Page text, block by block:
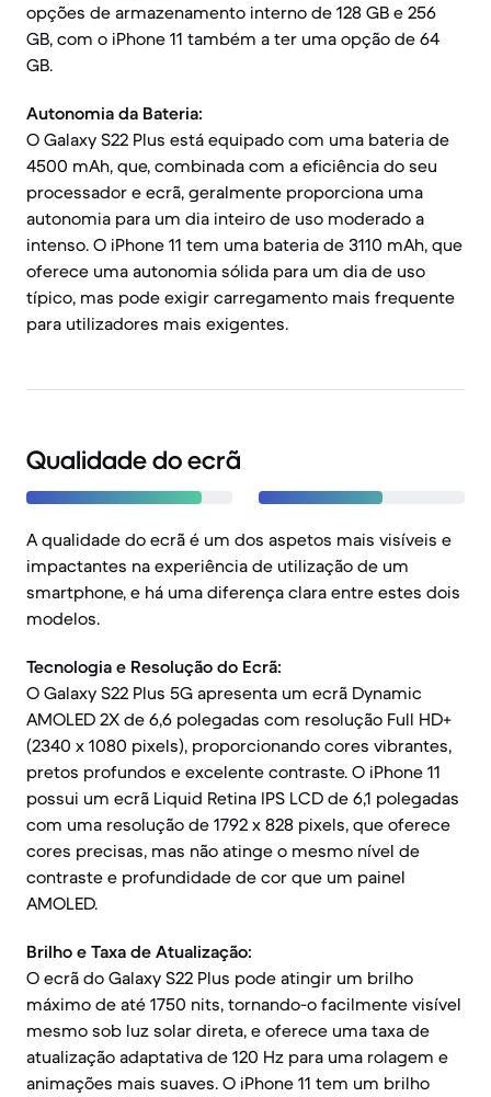
opções de armazenamento interno de 128 GB e 256
GB, com o iPhone 11 também a ter uma opção de 64
GB.
Autonomia da Bateria:
O Galaxy S22 Plus está equipado com uma bateria de
4500 mAh, que, combinada com a eficiência do seu
processador e ecrã, geralmente proporciona uma
autonomia para um dia inteiro de uso moderado a
intenso. O iPhone 11 tem uma bateria de 3110 mAh, que
oferece uma autonomia sólida para um dia de uso
típico, mas pode exigir carregamento mais frequente
para utilizadores mais exigentes.
Qualidade do ecrã
A qualidade do ecrã é um dos aspetos mais visíveis e
impactantes na experiência de utilização de um
smartphone, e há uma diferença clara entre estes dois
modelos.
Tecnologia e Resolução do Ecrã:
O Galaxy S22 Plus 5G apresenta um ecrã Dynamic
AMOLED 2X de 6,6 polegadas com resolução Full HD+
(2340 x 1080 pixels), proporcionando cores vibrantes,
pretos profundos e excelente contraste. O iPhone 11
possui um ecrã Liquid Retina IPS LCD de 6,1 polegadas
com uma resolução de 1792 x 828 pixels, que oferece
cores precisas, mas não atinge o mesmo nível de
contraste e profundidade de cor que um painel
AMOLED.
Brilho e Taxa de Atualização:
O ecrã do Galaxy S22 Plus pode atingir um brilho
máximo de até 1750 nits, tornando-o facilmente visível
mesmo sob luz solar direta, e oferece uma taxa de
atualização adaptativa de 120 Hz para uma rolagem e
animações mais suaves. O iPhone 11 tem um brilho